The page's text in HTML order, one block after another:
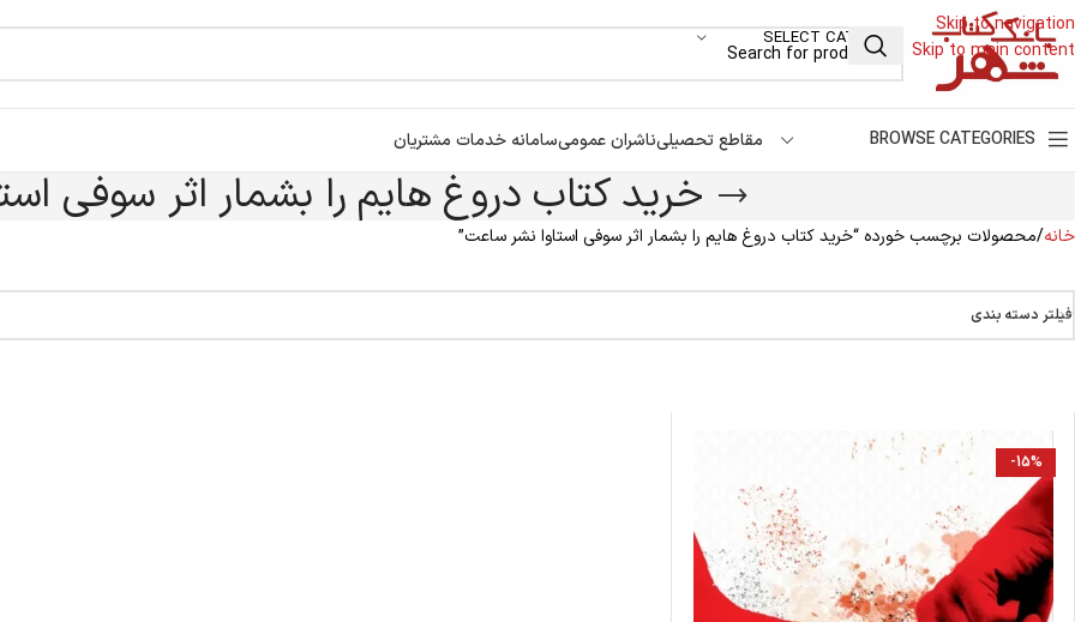
Skip to navigation
Skip to main content
SELECT CATEGORY
BROWSE CATEGORIES مقاطع تحصیلیناشران عمومیسامانه خدمات مشتریان
خرید کتاب دروغ هایم را بشمار اثر سوفی
خانه محصولات برچسب خورده “خرید کتاب دروغ هایم را بشمار اثر سوفی استاوا نشر ساعت”
فیلتر دسته بندی
-15%